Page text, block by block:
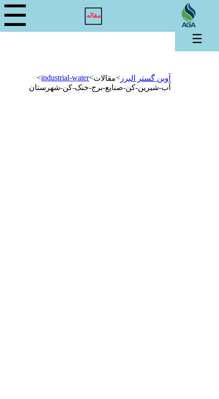
مقاله ☰
آوین گستر البرز >مقالات>
industrial-water
>
آب-شیرین-کن-صنایع-برج-خنک-کن-شهرستان
☰